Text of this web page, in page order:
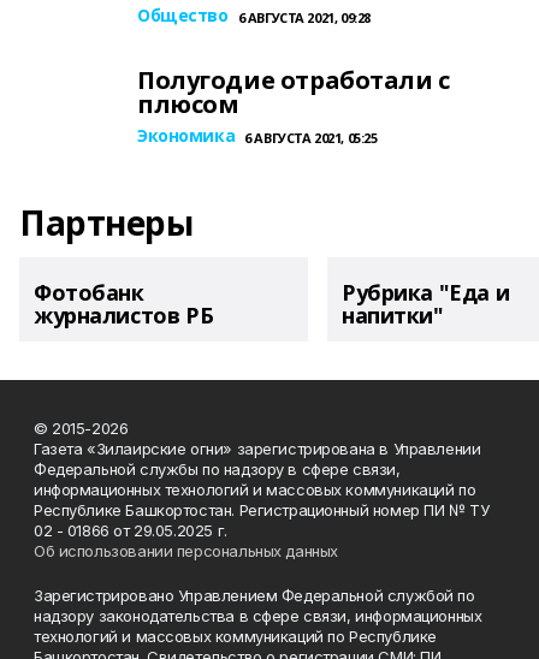
Общество 6 АВГУСТА 2021, 09:28
Полугодие отработали с
плюсом
Экономика 6 АВГУСТА 2021, 05:25
Партнеры
Фотобанк
журналистов РБ
Рубрика "Еда и
напитки"
© 2015-2026
Газета «Зилаирские огни» зарегистрирована в Управлении
Федеральной службы по надзору в сфере связи,
информационных технологий и массовых коммуникаций по
Республике Башкортостан. Регистрационный номер ПИ № ТУ
02 - 01866 от 29.05.2025 г.
Об использовании персональных данных
Зарегистрировано Управлением Федеральной службой по
надзору законодательства в сфере связи, информационных
технологий и массовых коммуникаций по Республике